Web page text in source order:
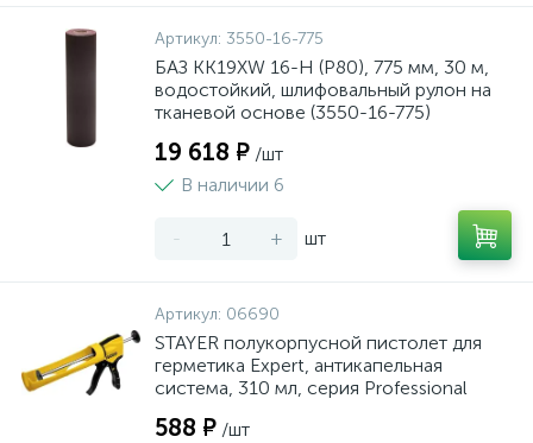
Артикул: 3550-16-775
БАЗ KK19XW 16-H (Р80), 775 мм, 30 м,
водостойкий, шлифовальный рулон на
тканевой основе (3550-16-775)
19 618 ₽ /шт
В наличии 6
- + шт
Артикул: 06690
STAYER полукорпусной пистолет для
герметика Expert, антикапельная
система, 310 мл, серия Professional
588 ₽ /шт